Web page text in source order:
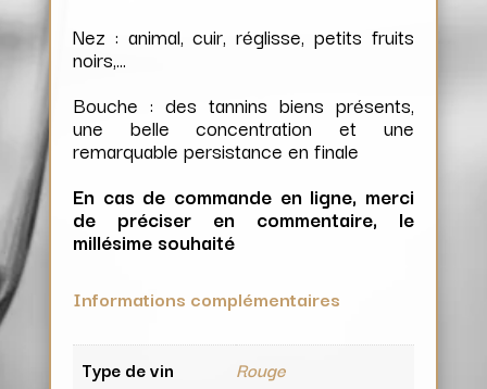
Nez : animal, cuir, réglisse, petits fruits
noirs,…
Bouche : des tannins biens présents,
une belle concentration et une
remarquable persistance en finale
En cas de commande en ligne, merci
de préciser en commentaire, le
millésime souhaité
Informations complémentaires
Type de vin
Rouge